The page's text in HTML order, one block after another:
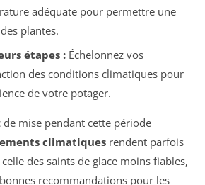
adéquate pour permettre une
plantes.
étapes :Échelonnez vos
des conditions climatiques pour
de votre potager.
de mise pendant cette période
climatiques rendent parfois
des saints de glace moins fiables,
recommandations pour les